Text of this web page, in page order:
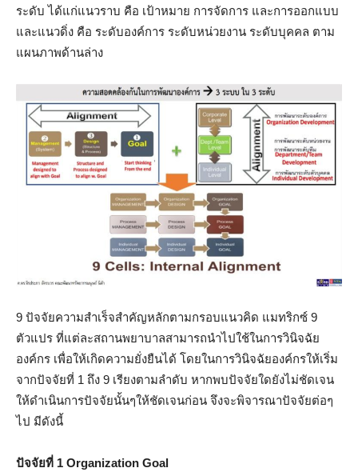
ระดับ ได้แก่แนวราบ คือ เป้าหมาย การจัดการ และการออกแบบ
และแนวดิ่ง คือ ระดับองค์การ ระดับหน่วยงาน ระดับบุคคล ตาม
แผนภาพด้านล่าง
9 ปัจจัยความสำเร็จสำคัญหลักตามกรอบแนวคิด แมทริกซ์ 9
ตัวแปร ที่แต่ละสถานพยาบาลสามารถนำไปใช้ในการวินิจฉัย
องค์กร เพื่อให้เกิดความยั่งยืนได้ โดยในการวินิจฉัยองค์กรให้เริ่ม
จากปัจจัยที่ 1 ถึง 9 เรียงตามลำดับ หากพบปัจจัยใดยังไม่ชัดเจน
ให้ดำเนินการปัจจัยนั้นๆให้ชัดเจนก่อน จึงจะพิจารณาปัจจัยต่อๆ
ไป มีดังนี้
ปัจจัยที่ 1 Organization Goal